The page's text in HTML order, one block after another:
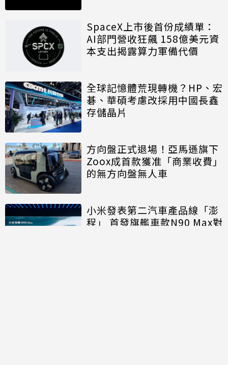
SpaceX上市後首份成績單：
AI部門營收狂飆 158億美元資
本支出揭露算力軍備代價
全球記憶體荒現轉機？HP、宏
碁、華碩考慮改採用中國長鑫
存儲晶片
方向盤正式退場！亞馬遜旗下
Zoox成首款獲准「商業收費」
的無方向盤無人車
小米發表第二汽車產品線「澎
程」 首發旗艦車款N90 Max對